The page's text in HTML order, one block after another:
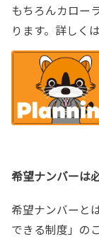
もちろんカロー
ります。詳しく
希望ナンバーは
希望ナンバーと
できる制度」の